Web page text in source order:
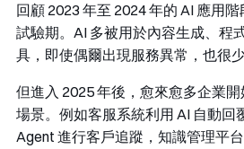
回顧 2023 年至 2024 年的 AI 應用
試驗期。AI 多被用於內容生成、程
具，即使偶爾出現服務異常，也很
但進入 2025 年後，愈來愈多企業
場景。例如客服系統利用 AI 自動回
Agent 進行客戶追蹤，知識管理平